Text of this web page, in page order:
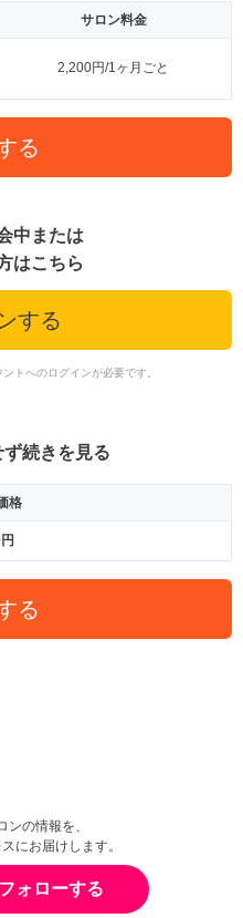
サロン料金
2,200円/1ヶ月ごと
る
中または
はこちら
する
トへのログインが必要です。
続きを見る
格
る
ンの情報を、
にお届けします。
ォローする